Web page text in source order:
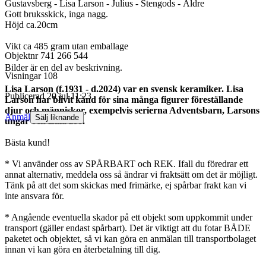
Gustavsberg - Lisa Larson - Julius - Stengods - Äldre
Gott bruksskick, inga nagg.
Höjd ca.20cm
Vikt ca 485 gram utan emballage
Bilder är en del av beskrivning.
Lisa Larson (f.1931 - d.2024) var en svensk keramiker. Lisa
Larson har blivit känd för sina många figurer föreställande
djur och människor, exempelvis serierna Adventsbarn, Larsons
ungar och Lilla zoo.
Bästa kund!
* Vi använder oss av SPÅRBART och REK. Ifall du föredrar ett
annat alternativ, meddela oss så ändrar vi fraktsätt om det är möjligt.
Tänk på att det som skickas med frimärke, ej spårbar frakt kan vi
inte ansvara för.
* Angående eventuella skador på ett objekt som uppkommit under
transport (gäller endast spårbart). Det är viktigt att du fotar BÅDE
paketet och objektet, så vi kan göra en anmälan till transportbolaget
innan vi kan göra en återbetalning till dig.
Objektnr 741 266 544
Visningar 108
Publicerad 20 jul 11:23
Anmäl Sälj liknande